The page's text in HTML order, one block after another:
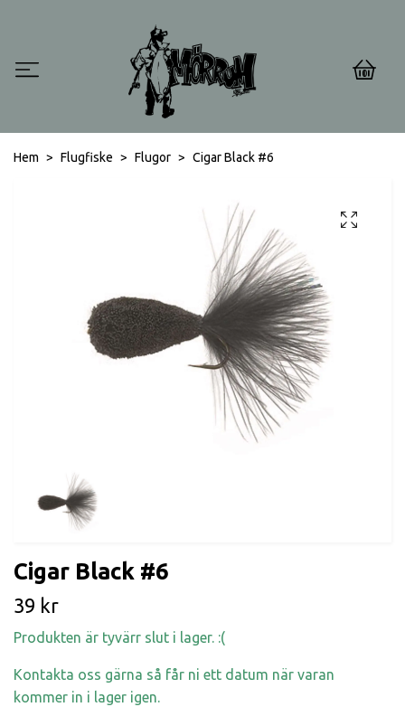
0
Hem Flugfiske Flugor Cigar Black #6
Cigar Black #6
39 kr
Produkten är tyvärr slut i lager. :(
Kontakta oss gärna så får ni ett datum när varan
kommer in i lager igen.